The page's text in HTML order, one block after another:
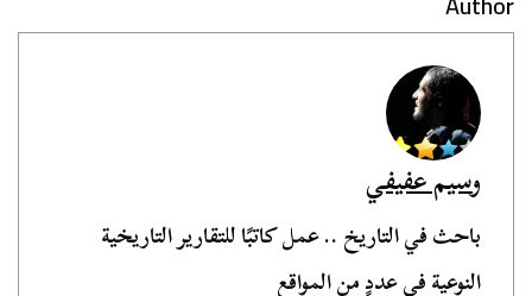
وسيم عفيفي
باحث في التاريخ .. عمل كاتبًا للتقارير التاريخية
النوعية في عددٍ من المواقع